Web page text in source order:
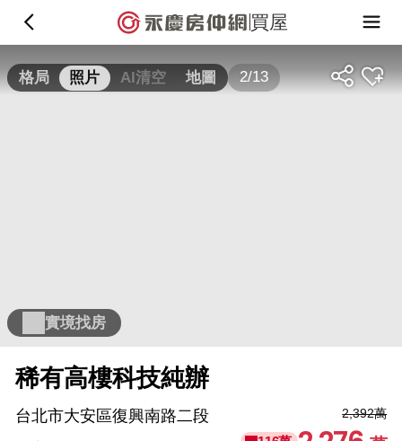
買屋
格局 照片 AI清空 地圖 2/13
實境找房
稀有高樓科技純辦
台北市大安區復興南路二段 2,392萬